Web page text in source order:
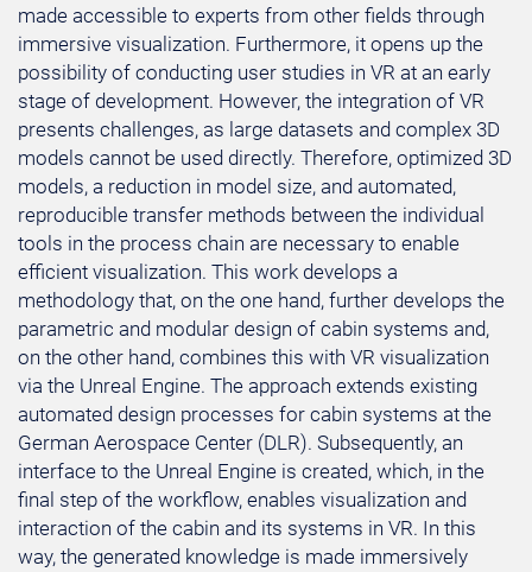
made accessible to experts from other fields through
immersive visualization. Furthermore, it opens up the
possibility of conducting user studies in VR at an early
stage of development. However, the integration of VR
presents challenges, as large datasets and complex 3D
models cannot be used directly. Therefore, optimized 3D
models, a reduction in model size, and automated,
reproducible transfer methods between the individual
tools in the process chain are necessary to enable
efficient visualization. This work develops a
methodology that, on the one hand, further develops the
parametric and modular design of cabin systems and,
on the other hand, combines this with VR visualization
via the Unreal Engine. The approach extends existing
automated design processes for cabin systems at the
German Aerospace Center (DLR). Subsequently, an
interface to the Unreal Engine is created, which, in the
final step of the workflow, enables visualization and
interaction of the cabin and its systems in VR. In this
way, the generated knowledge is made immersively